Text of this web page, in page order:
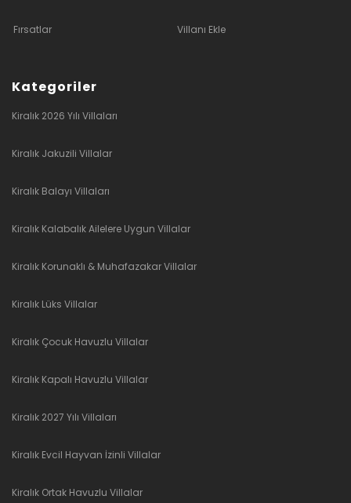
Fırsatlar Villanı Ekle
Kategoriler
Kiralık 2026 Yılı Villaları
Kiralık Jakuzili Villalar
Kiralık Balayı Villaları
Kiralık Kalabalık Ailelere Uygun Villalar
Kiralık Korunaklı & Muhafazakar Villalar
Kiralık Lüks Villalar
Kiralık Çocuk Havuzlu Villalar
Kiralık Kapalı Havuzlu Villalar
Kiralık 2027 Yılı Villaları
Kiralık Evcil Hayvan İzinli Villalar
Kiralık Ortak Havuzlu Villalar